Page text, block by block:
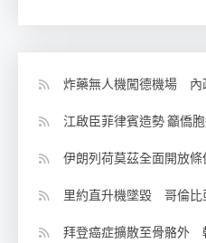
炸藥無人機闖德機場 內
江啟臣菲律賓造勢 籲僑
伊朗列荷莫茲全面開放
里約直升機墜毀 哥倫比
拜登癌症擴散至骨骼外